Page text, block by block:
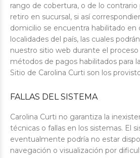
rango de cobertura, o de lo
retiro en sucursal, si así
domicilio se encuentra habilitado en
localidades del país, las cuales
nuestro sitio web durante el
métodos de pagos habilitados para
Sitio de Carolina Curti son los
FALLAS DEL SISTEMA
Carolina Curti no garantiza la
técnicas o fallas en los sistemas. El
eventualmente podría no estar
navegación o visualización por